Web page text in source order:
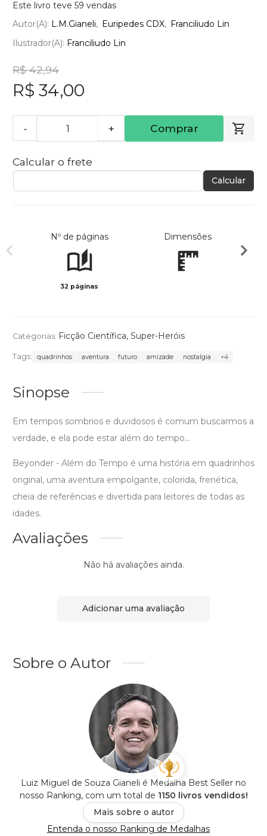
Este livro teve 59 vendas
Autor(a): L.M.Gianeli Euripedes CDX
Franciliudo Lin
Ilustrador(a): Franciliudo Lin
R$ 42,94
R$ 34,00
- + Comprar
Calcular o frete
Calcular
Nº de páginas
32 páginas
Dimensões
Categorias: Ficção Científica, Super-Heróis
Tags: quadrinhos aventura futuro amizade nostalgia +4
Sinopse
Em tempos sombrios e duvidosos é comum buscarmos a
verdade, e ela pode estar além do tempo...
Beyonder - Além do Tempo é uma história em quadrinhos
original, uma aventura empolgante, colorida, frenética,
cheia de referências e divertida para leitores de todas as
idades.
Avaliações
Não há avaliações ainda.
Adicionar uma avaliação
Sobre o Autor
Luiz Miguel de Souza Gianeli é Medalha Best Seller no
nosso Ranking, com um total de 1150 livros vendidos!
Mais sobre o autor
Entenda o nosso Ranking de Medalhas